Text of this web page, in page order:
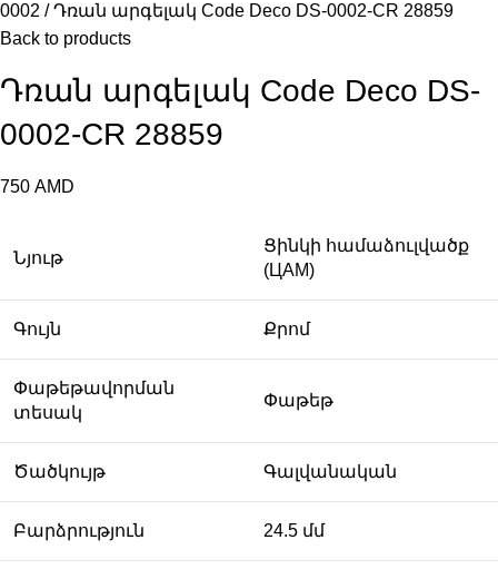
0002
Դռան արգելակ Code Deco DS-0002-CR 28859
Back to products
Դռան արգելակ Code Deco DS-
0002-CR 28859
750 AMD
Նյութ
Ցինկի համաձուլվածք
(ЦАМ)
Գույն Քրոմ
Փաթեթավորման
տեսակ
Փաթեթ
Ծածկույթ Գալվանական
Բարձրություն 24.5 մմ